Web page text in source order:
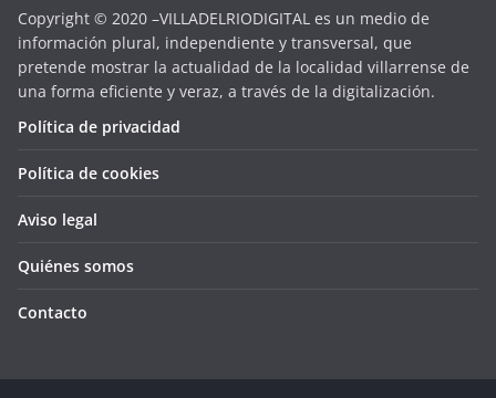
Copyright © 2020 –VILLADELRIODIGITAL es un medio de
información plural, independiente y transversal, que
pretende mostrar la actualidad de la localidad villarrense de
una forma eficiente y veraz, a través de la digitalización.
Política de privacidad
Política de cookies
Aviso legal
Quiénes somos
Contacto